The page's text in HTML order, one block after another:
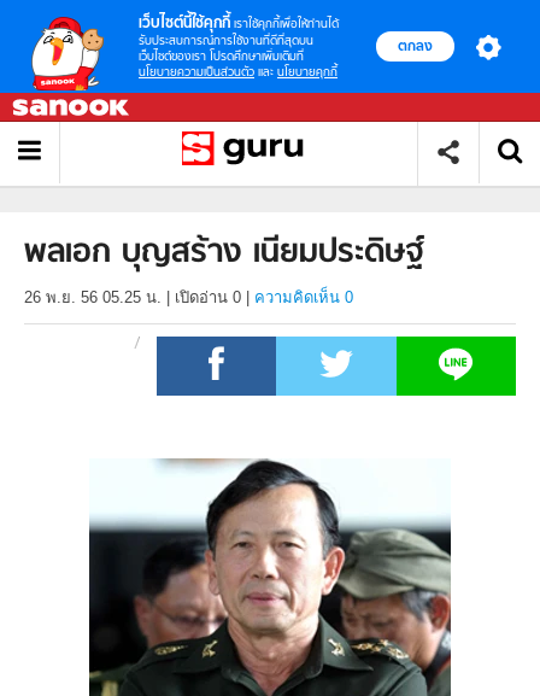
เว็บไซต์นี้ใช้คุกกี้ เราใช้คุกกี้เพื่อให้ท่านได้
รับประสบการณ์การใช้งานที่ดีที่สุดบน
เว็บไซต์ของเรา โปรดศึกษาเพิ่มเติมที่
นโยบายความเป็นส่วนตัว และ นโยบายคุกกี้
ตกลง
พลเอก บุญสร้าง เนียมประดิษฐ์
26 พ.ย. 56 05.25 น. เปิดอ่าน 0 ความคิดเห็น 0